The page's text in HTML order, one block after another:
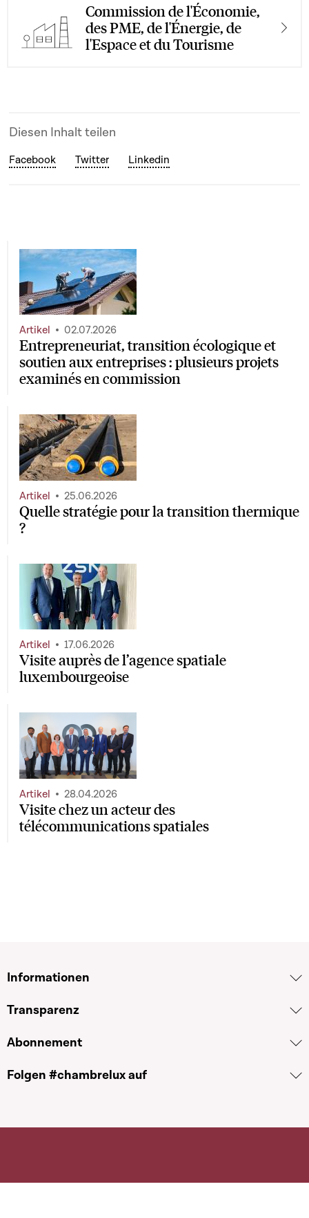
Commission de l'Économie,
des PME, de l'Énergie, de
l'Espace et du Tourisme
Diesen Inhalt teilen
Facebook Twitter Linkedin
Entrepreneuriat, transition écologique et
soutien aux entreprises : plusieurs projets
examinés en commission
Artikel 02.07.2026
Quelle stratégie pour la transition thermique
?
Artikel 25.06.2026
Visite auprès de l’agence spatiale
luxembourgeoise
Artikel 17.06.2026
Visite chez un acteur des
télécommunications spatiales
Artikel 28.04.2026
Informationen
Transparenz
Abonnement
Folgen #chambrelux auf